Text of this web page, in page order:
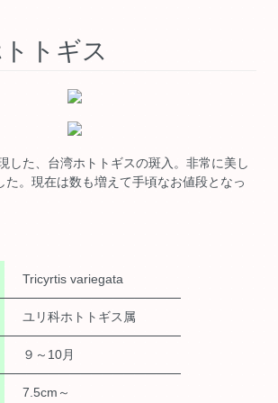
トギス
した、台湾ホトトギスの斑入。非常に美し
た。現在は数も増えて手頃なお値段となっ
Tricyrtis variegata
ユリ科ホトトギス属
９～10月
7.5cm～